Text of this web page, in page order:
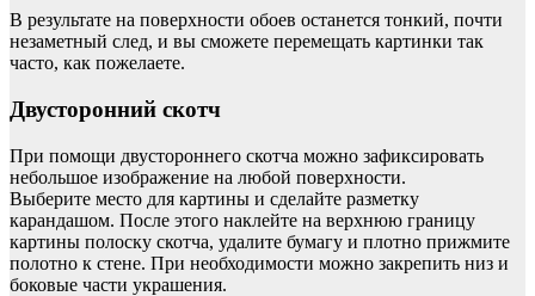
В результате на поверхности обоев останется тонкий, почти
незаметный след, и вы сможете перемещать картинки так
часто, как пожелаете.
Двусторонний скотч
При помощи двустороннего скотча можно зафиксировать
небольшое изображение на любой поверхности.
Выберите место для картины и сделайте разметку
карандашом. После этого наклейте на верхнюю границу
картины полоску скотча, удалите бумагу и плотно прижмите
полотно к стене. При необходимости можно закрепить низ и
боковые части украшения.